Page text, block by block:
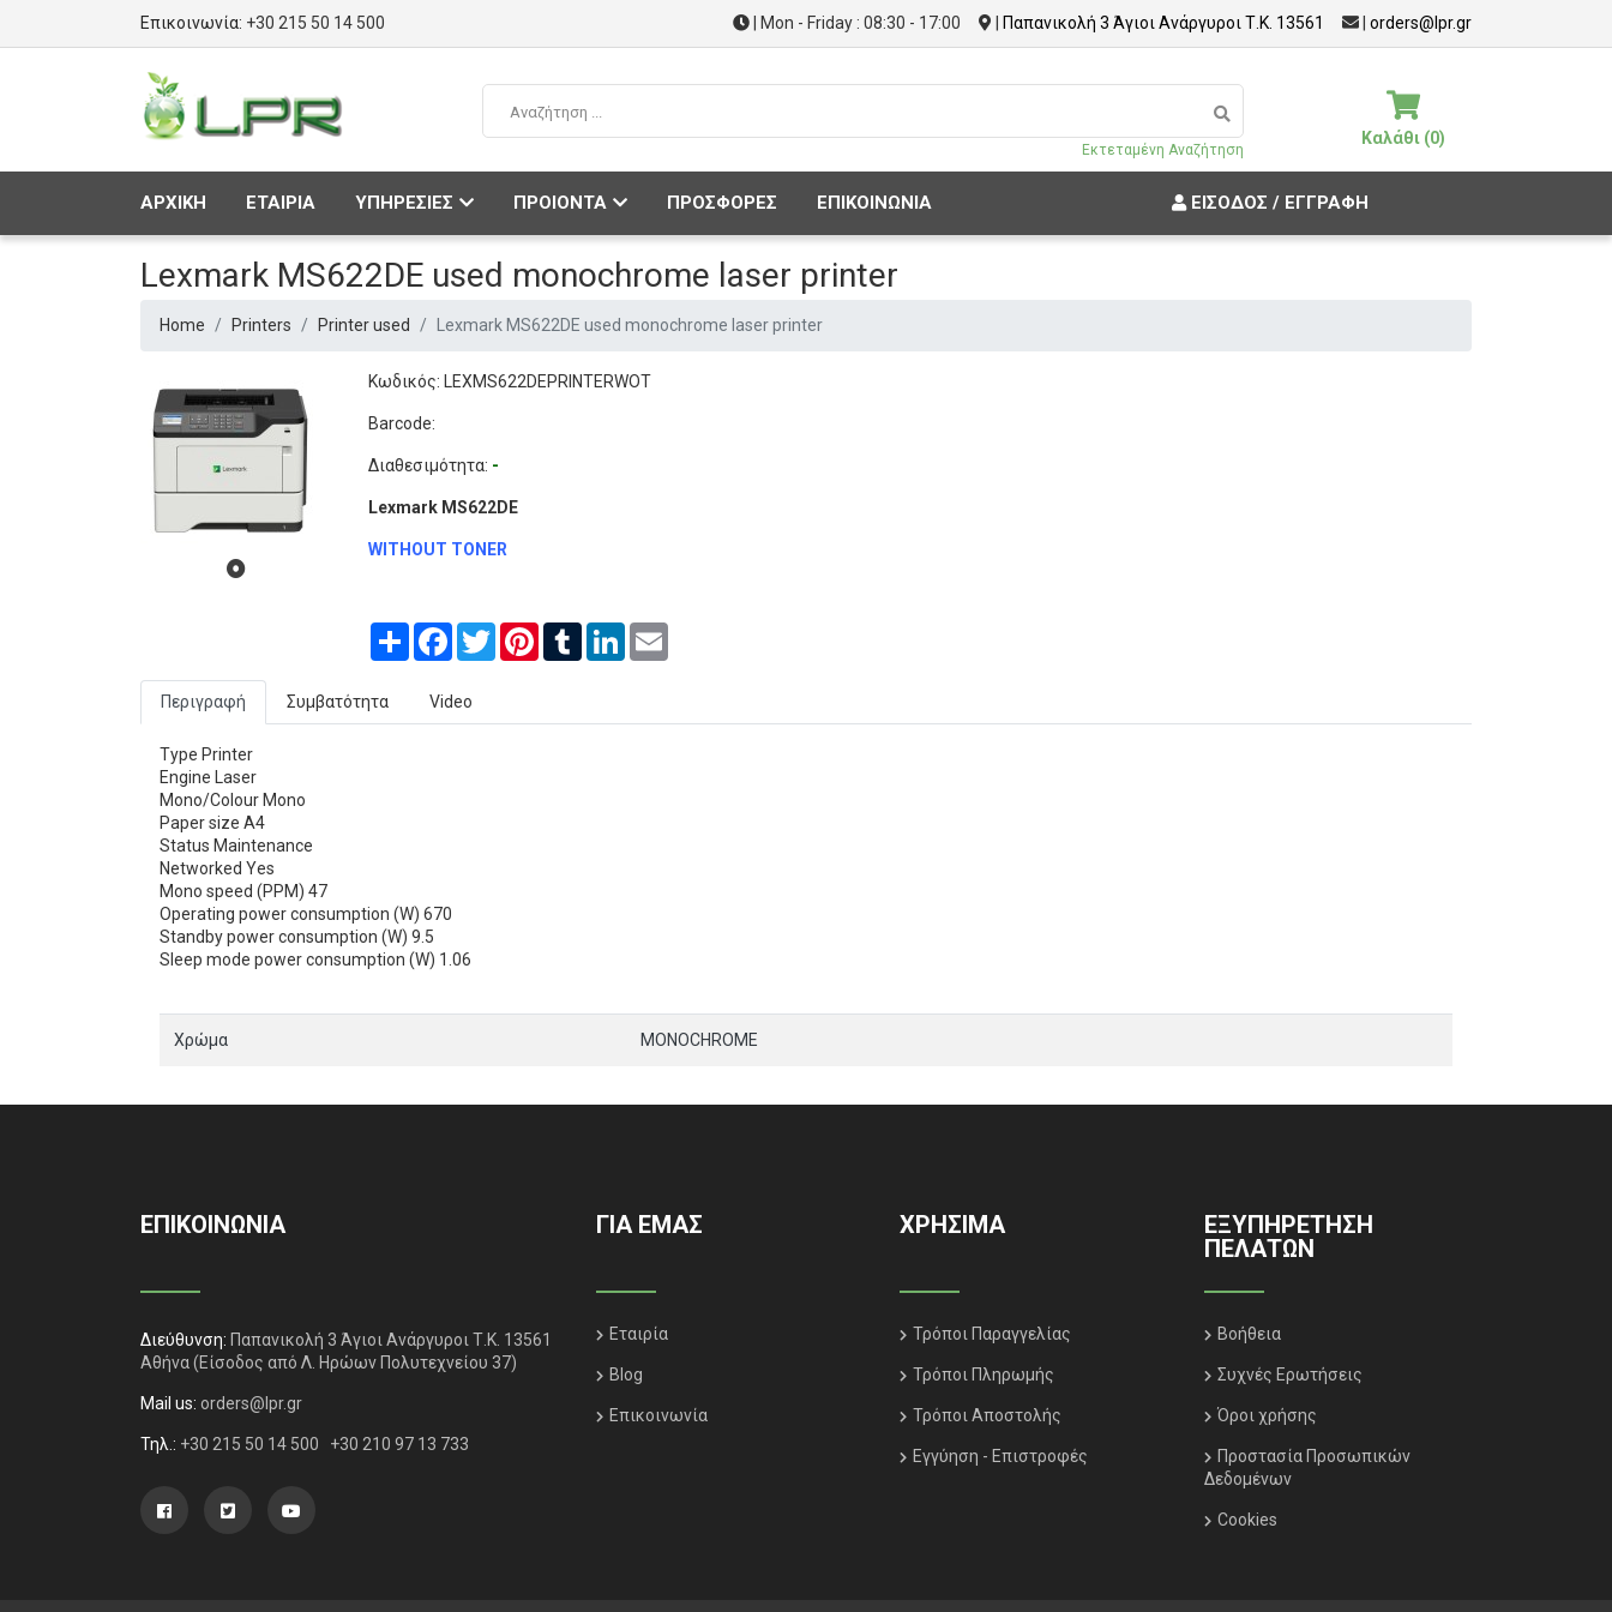
Επικοινωνία: +30 215 50 14 500 | Mon - Friday : 08:30 - 17:00 Παπανικολή 3 Άγιοι Ανάργυροι Τ.Κ. 13561 orders@lpr.gr
Εκτεταμένη Αναζήτηση
Καλάθι (0)
ΑΡΧΙΚΗ ΕΤΑΙΡΙΑ ΥΠΗΡΕΣΙΕΣ ΠΡΟΙΟΝΤΑ ΠΡΟΣΦΟΡΕΣ ΕΠΙΚΟΙΝΩΝΙΑ ΕΊΣΟΔΟΣ / ΕΓΓΡΑΦΉ
Lexmark MS622DE used monochrome laser printer
Home Printers Printer used Lexmark MS622DE used monochrome laser printer
Κωδικός: LEXMS622DEPRINTERWOT
Barcode:
Διαθεσιμότητα: -
Lexmark MS622DE
WITHOUT TONER
Share Facebook
TwitterPinterestTumblrLinkedIn
Περιγραφή Συμβατότητα Video
Type Printer
Engine Laser
Mono/Colour Mono
Paper size A4
Status Maintenance
Networked Yes
Mono speed (PPM) 47
Operating power consumption (W) 670
Standby power consumption (W) 9.5
Sleep mode power consumption (W) 1.06
Χρώμα MONOCHROME
ΕΠΙΚΟΙΝΩΝΙΑ
Διεύθυνση: Παπανικολή 3 Άγιοι Ανάργυροι Τ.Κ. 13561
Αθήνα(Είσοδος από Λ. Ηρώων Πολυτεχνείου 37)
Mail us: orders@lpr.gr
Τηλ.: +30 215 50 14 500 +30 210 97 13 733
ΓΙΑ ΕΜΑΣ
Εταιρία
Blog
Επικοινωνία
ΧΡΗΣΙΜΑ
Τρόποι Παραγγελίας
Τρόποι Πληρωμής
Τρόποι Αποστολής
Εγγύηση - Επιστροφές
ΕΞΥΠΗΡΈΤΗΣΗ
ΠΕΛΑΤΏΝ
Βοήθεια
Συχνές Ερωτήσεις
Όροι χρήσης
Προστασία Προσωπικών
Δεδομένων
Cookies